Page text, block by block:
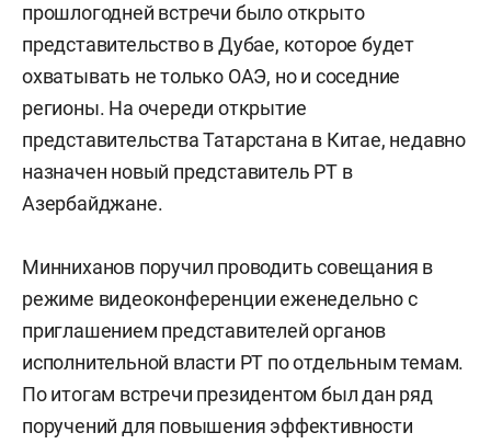
прошлогодней встречи было открыто
представительство в Дубае, которое будет
охватывать не только ОАЭ, но и соседние
регионы. На очереди открытие
представительства Татарстана в Китае, недавно
назначен новый представитель РТ в
Азербайджане.
Минниханов поручил проводить совещания в
режиме видеоконференции еженедельно с
приглашением представителей органов
исполнительной власти РТ по отдельным темам.
По итогам встречи президентом был дан ряд
поручений для повышения эффективности